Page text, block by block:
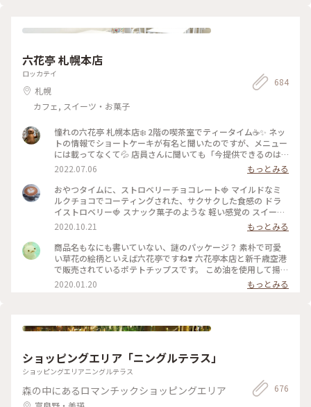
に欠けますが、本当にオススメのホテルです❗️
らの100万ドルの夜景🌃✨ これがなんと…食事の予約を19時に
してたので 日が暮れる前に函館山を下山という悲しい結果に
😭 食事の後また行こうか？とも考えたのですが… お酒がすす
み過ぎて外出出来ませんでした🤪 ＊ #
ちいさな列車旅
施設でした☺️ ＊函館煉瓦工場 ◦赤瓦コースター ◦アロマ
スティックも可愛くて、インテリアとして置いておけるのと、
挿すだけでお気に入りの香りが楽しめるところが素敵でした🪴
香りは旅の思い出としてお土産にするのも良いなと思い、お気
サリーも、色や形ひとつひとつに違う味が出ていて、どれを選
な場所でした🧸 📷2025.08.07 #一人旅#夏旅#ゆるり夏時間#北
海道#函館市#函館#函館駅#ベイエリア#金森赤レンガ倉庫#赤
レンガ倉庫#函館煉瓦工場#金森赤レンガ倉庫店#赤瓦#コース
ター#アロマ#アロマグッズ#香り#旅の思い出#ハンドメイドア
クセサリー#アクセサリー#ハンドメイド#ガラス製品#食器#函
六花亭 札幌本店
ロッカテイ
札幌
カフェ, スイーツ・お菓子
684
憧れの六花亭 札幌本店❄️ 2階の喫茶室でティータイム☕️✨ ネッ
トの情報でショートケーキが有名と聞いたのですが、メニュー
には載ってなくて💦 店員さんに聞いても「今提供できるのは
メニューにあるものだけです」と言われたのでプディングケー
キにしてみました🍮 しっかりとした固めプリンが食べ応えバ
ツグン😋 やっぱり六花亭はプリンも美味しい💕 喫茶室を満喫
することができて良かったのですが、店舗限定のマルセイアイ
スサンドは喫茶室の順番待ちをしなくてもコーヒースタンドで
いただけたので、そっちでもよかったかもなんて思ったり😅 1
階ではお土産などの商品が販売されていました🎁 人気のお菓
子もバラで売られているので好きな数だけ買えて便利♪ 私は
自宅に配送してもらうことにして、細かい個数で注文させても
らいました😊 ポテトチップス以外はどれでも帯広の工場から
直送してもらえるようです🚛 後日、ギッシリと箱詰めされた
お菓子がクール便で届きました😆 こんなにあったら当分お菓
幌 #六花亭 #プリン #北海道土産 #Myことりっぷ
2022.07.06
もっとみる
おやつタイムに、ストロベリーチョコレート🍓 マイルドなミ
ルクチョコでコーティングされた、サクサクした食感の ドラ
イストロベリー🍓 スナック菓子のような 軽い感覚の スイーツ
です♬ ミルクチョコレートの甘味といちごの酸味が 程良く美
味しい✨ お馴染みの 花柄のパッケージ。 北海道が拠点の 六花
亭。 立ち寄った近くのスーパーで見つけて買いました😊 期間
限定なので、見つけてラッキーでした♡ #スイーツ #おみやげ
#チョコレート #ストロベリーチョコレート #北海道 #六花亭 #
わたしの街 #北海道フェア #近所のスーパーで見つけた #こと
りっぷ東京
2020.10.21
もっとみる
商品名もなにも書いていない、謎のパッケージ？ 素朴で可愛
い草花の絵柄といえば六花亭ですね❣️ 六花亭本店と新千歳空港
で販売されているポテトチップスです。 こめ油を使用して揚げ
ているからか、 さくっと軽い食感。 アメリカンなポテトチッ
プスと比べて ふわっと空気を含むえびせんのような感じがし
お子たちをディズニーランドに送迎したり“親戚の姉ちゃん”頑
2020.01.20 もっとみる
ショッピングエリア「ニングルテラス」
ショッピングエリアニングルテラス
森の中にあるロマンチックショッピングエリア 676